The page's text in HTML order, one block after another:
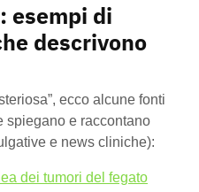
esempi di
descrivono
ecco alcune fonti
spiegano e raccontano
e news cliniche):
dei tumori del fegato